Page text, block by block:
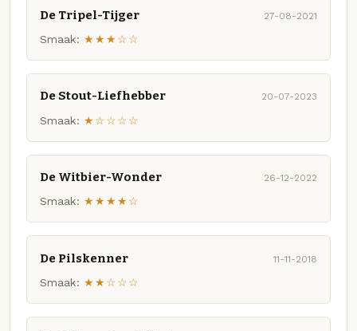
De Tripel-Tijger 27-08-2021
Smaak: ★★★☆☆
De Stout-Liefhebber 20-07-2023
Smaak: ★☆☆☆☆
De Witbier-Wonder 26-12-2022
Smaak: ★★★★☆
De Pilskenner 11-11-2018
Smaak: ★★☆☆☆